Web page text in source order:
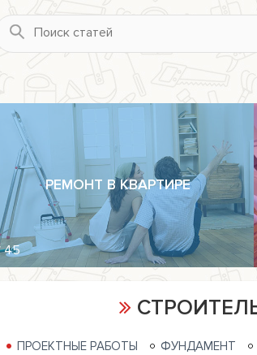
РЕМОНТ В КВАРТИРЕ
45
ПРОЕКТНЫЕ РАБОТЫ ФУНДАМЕНТ